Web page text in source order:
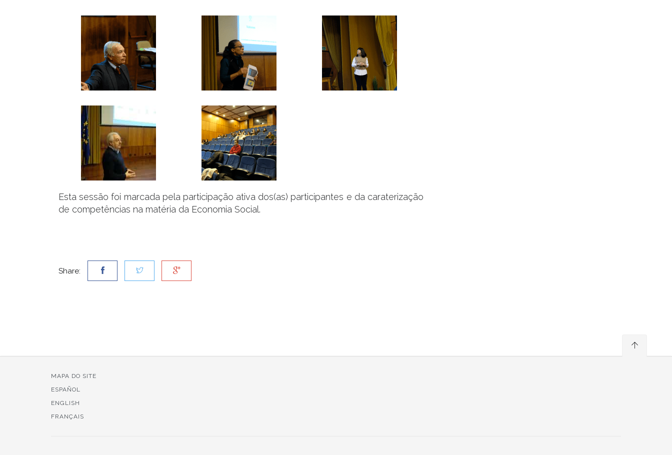
Esta sessão foi marcada pela participação ativa dos(as) participantes e da caraterização
de competências na matéria da Economia Social.
Share:
MAPA DO SITE
ESPAÑOL
ENGLISH
FRANÇAIS